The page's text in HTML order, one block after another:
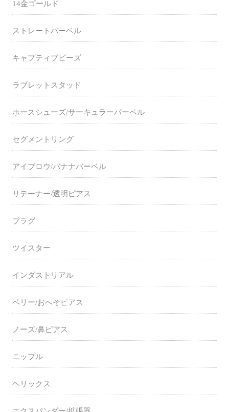
14金ゴールド
ストレートバーベル
キャプティブビーズ
ラブレットスタッド
ホースシューズ/サーキュラーバーベル
セグメントリング
アイブロウ/バナナバーベル
リテーナー/透明ピアス
プラグ
ツイスター
インダストリアル
ベリー/おへそピアス
ノーズ/鼻ピアス
ニップル
ヘリックス